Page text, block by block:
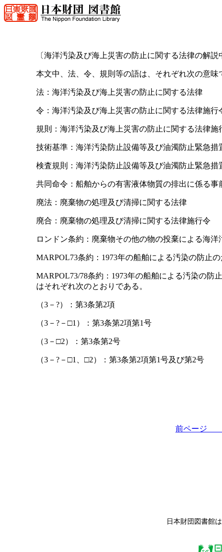
〔海洋汚染及び海上災害の防止に関する法律の解説
本文中、法、令、規則等の語は、それぞれ次の意味
法：海洋汚染及び海上災害の防止に関する法律
令：海洋汚染及び海上災害の防止に関する法律施行
規則：海洋汚染及び海上災害の防止に関する法律施
技術基準：海洋汚染防止設備等及び油濁防止緊急
検査規則：海洋汚染防止設備等及び油濁防止緊急措
共同命令：船舶からの有害液体物質の排出に係る
廃法：廃棄物の処理及び清掃に関する法律
廃合：廃棄物の処理及び清掃に関する法律施行令
ロンドン条約：廃棄物その他の物の投棄による海
MARPOL73条約：1973年の船舶による汚染の防止
MARPOL73/78条約：1973年の船舶による汚染の防
はそれぞれ次のとおりである。
（3－?）：第3条第2項
（3－?－□1）：第3条第2項第1号
（3－□2）：第3条第2号
（3－?－□1、□2）：第3条第2項第1号及び第2号
前ペー
日本財団図書館